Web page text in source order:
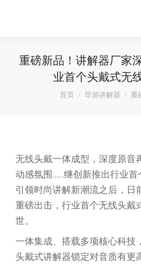
重磅新品！讲解器厂家
业首个头戴式无
您在这里：
首页 导游讲解器 重
无线头戴一体成型，深度原音
动感氛围……继创新推出行业首
引领时尚讲解新潮流之后，日
重磅出击，行业首个无线头戴
世。
一体集成、搭载多项核心科技
头戴式讲解器锁定对音质有更